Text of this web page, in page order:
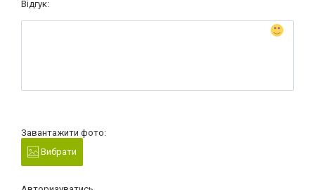
Відгук:
Завантажити фото:
Вибрати